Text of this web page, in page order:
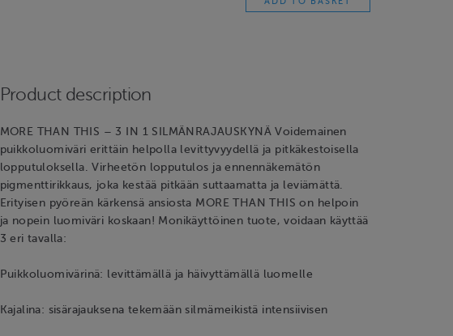
Product description
MORE THAN THIS – 3 IN 1 SILMÄNRAJAUSKYNÄ Voidemainen
puikkoluomiväri erittäin helpolla levittyvyydellä ja pitkäkestoisella
lopputuloksella. Virheetön lopputulos ja ennennäkemätön
pigmenttirikkaus, joka kestää pitkään suttaamatta ja leviämättä.
Erityisen pyöreän kärkensä ansiosta MORE THAN THIS on helpoin
ja nopein luomiväri koskaan! Monikäyttöinen tuote, voidaan käyttää
3 eri tavalla:
Puikkoluomivärinä: levittämällä ja häivyttämällä luomelle
Kajalina: sisärajauksena tekemään silmämeikistä intensiivisen